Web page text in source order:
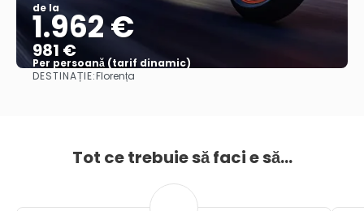
de la
1.962 €
981 €
Per persoană (tarif dinamic)
DESTINAȚIE:Florența
Tot ce trebuie să faci e să...